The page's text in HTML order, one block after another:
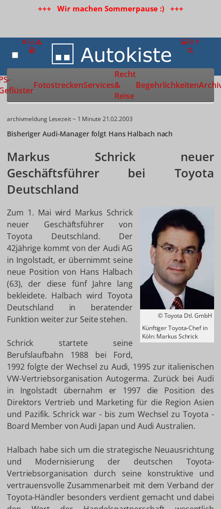
+++ Wir machen Sommerpause :) +++
Zur Startseite
FotostreckenServices
Recht
&
Reise
Begehrlichkeiten
archivmeldung Lesezeit ~ 1 Minute 21.02.2003
Bisheriger Audi-Manager folgt Hans Halbach nach
Markus Schrick neuer
Geschäftsführer bei Toyota
Deutschland
© Toyota Dtl. GmbH
Künftiger Toyota-Chef in
Köln: Markus Schrick
Zum 1. Mai wird Markus Schrick
neuer Geschäftsführer von
Toyota Deutschland. Der
42jährige kommt von der Audi AG
in Ingolstadt, er übernimmt seine
neue Position von Hans Halbach
(63), der diese fünf Jahre lang
bekleidete. Halbach wird Toyota
Deutschland in beratender
Funktion weiter zur Seite stehen.
Schrick startete seine
Berufslaufbahn 1988 bei Ford,
1992 folgte der Wechsel zu Audi, 1995 zur italienischen
VW-Vertriebsorganisation Autogerma. Zurück bei Audi
in Ingolstadt übernahm er 1997 die Position des
Direktors Vertrieb und Marketing für die Region Asien
und Pazifik. Schrick war - bis zum Wechsel zu Toyota -
Board Member von Audi Japan und Audi Australien.
Halbach habe sich um die strategische Neuausrichtung
und Modernisierung der deutschen Toyota-
Vertriebsorganisation durch seine konstruktive und
vertrauensvolle Zusammenarbeit mit dem Verband der
Toyota-Händler besonders verdient gemacht und dabei